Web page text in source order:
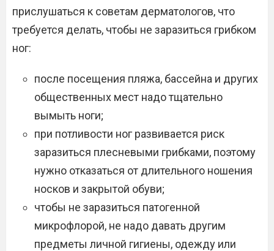
прислушаться к советам дерматологов, что
требуется делать, чтобы не заразиться грибком
ног:
после посещения пляжа, бассейна и других
общественных мест надо тщательно
вымыть ноги;
при потливости ног развивается риск
заразиться плесневыми грибками, поэтому
нужно отказаться от длительного ношения
носков и закрытой обуви;
чтобы не заразиться патогенной
микрофлорой, не надо давать другим
предметы личной гигиены, одежду или